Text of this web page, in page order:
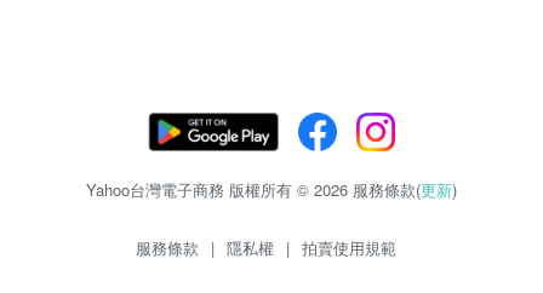
Yahoo台灣電子商務 版權所有 © 2026 服務條款(更新)
服務條款 | 隱私權 | 拍賣使用規範